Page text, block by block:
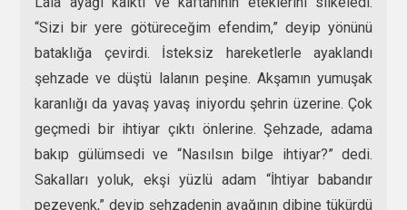
“Sizi bir yere götüreceğim efendim,” deyip yönünü
bataklığa çevirdi. İsteksiz hareketlerle ayaklandı
şehzade ve düştü lalanın peşine. Akşamın yumuşak
karanlığı da yavaş yavaş iniyordu şehrin üzerine. Çok
geçmedi bir ihtiyar çıktı önlerine. Şehzade, adama
bakıp gülümsedi ve “Nasılsın bilge ihtiyar?” dedi.
Sakalları yoluk, ekşi yüzlü adam “İhtiyar babandır
pezevenk,” deyip şehzadenin ayağının dibine tükürdü